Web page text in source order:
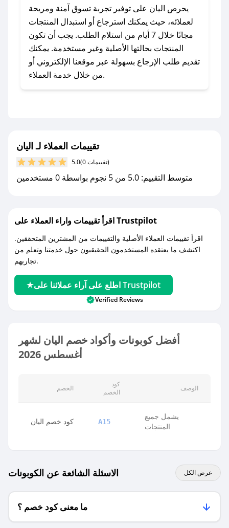
اليان؟
للحصول على كوبونات وخصومات حصرية، قم بما
يلي:
- اضغط على أيقونة متابعة لمتجر اليان في تطبيق
صحصح.
- تابع حسابنا الرسمي على تويتر وقم بتفعيل زر
مع صحصح، تسوق بذكاء ووفّر على كل مشترياتك مع
يحرص اليان على توفير تجربة تسوق آمنة ومريحة
لعملائه، حيث يمكنك استرجاع أو استبدال المنتجات
مجانًا خلال 7 أيام من استلام الطلب. يجب أن تكون
المنتجات بحالتها الأصلية وغير مستخدمة. يمكنك
تقديم طلب الإرجاع بسهولة عبر موقعنا الإلكتروني أو
من خلال خدمة العملاء.
تقييمات العملاء لـ اليان
5.0 (0 تقييمات)
متوسط التقييم: 5.0 من 5 نجوم بواسطة 0 مستخدمين
اقرأ تقييمات واراء العملاء على Trustpilot
اقرأ تقييمات العملاء الأصلية والتقييمات من المشترين المتحققين.
اكتشف ما يعتقده المستخدمون الحقيقيون حول خدمتنا وتعلم من
تجاربهم.
اطلع على آراء عملائنا على Trustpilot
Verified Reviews
أفضل كوبونات وأكواد خصم اليان لشهر
أغسطس 2026
الخصم
كود
الخصم
الوصف
كود خصم اليان A15
يشمل جميع
المنتجات
الاسئلة الشائعة عن الكوبونات عرض الكل
ما معنى كود خصم ؟